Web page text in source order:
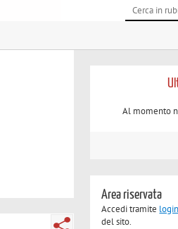
Al momento
Area riservata
Accedi tramite login
del sito.